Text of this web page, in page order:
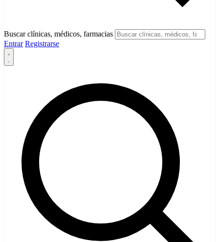
Buscar clínicas, médicos, farmacias
Entrar Registrarse